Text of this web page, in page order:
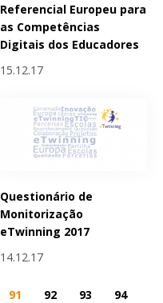
Referencial Europeu para
as Competências
Digitais dos Educadores
15.12.17
Questionário de
Monitorização
eTwinning 2017
14.12.17
91 92 93
94